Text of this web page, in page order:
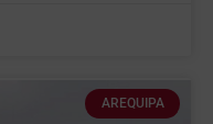
AREQUIPA